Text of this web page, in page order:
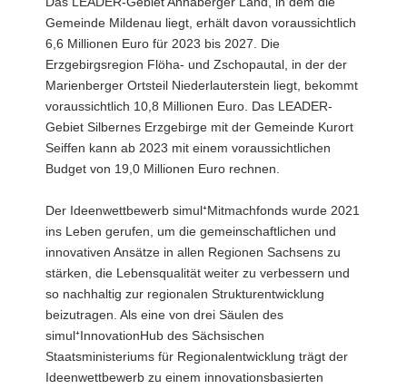
Gemeinde Mildenau liegt, erhält davon voraussichtlich
6,6 Millionen Euro für 2023 bis 2027. Die
Erzgebirgsregion Flöha- und Zschopautal, in der der
Marienberger Ortsteil Niederlauterstein liegt, bekommt
voraussichtlich 10,8 Millionen Euro. Das LEADER-
Gebiet Silbernes Erzgebirge mit der Gemeinde Kurort
Seiffen kann ab 2023 mit einem voraussichtlichen
Budget von 19,0 Millionen Euro rechnen.
Der Ideenwettbewerb simul⁺Mitmachfonds wurde 2021
ins Leben gerufen, um die gemeinschaftlichen und
innovativen Ansätze in allen Regionen Sachsens zu
stärken, die Lebensqualität weiter zu verbessern und
so nachhaltig zur regionalen Strukturentwicklung
beizutragen. Als eine von drei Säulen des
simul⁺InnovationHub des Sächsischen
Staatsministeriums für Regionalentwicklung trägt der
Ideenwettbewerb zu einem innovationsbasierten